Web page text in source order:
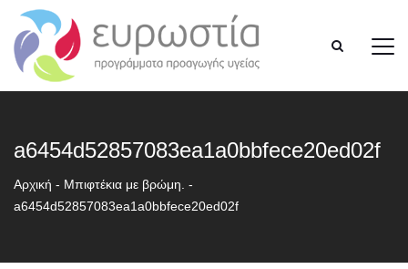
a6454d52857083ea1a0bbfece20ed02f
Αρχική - Μπιφτέκια με βρώμη. -
a6454d52857083ea1a0bbfece20ed02f